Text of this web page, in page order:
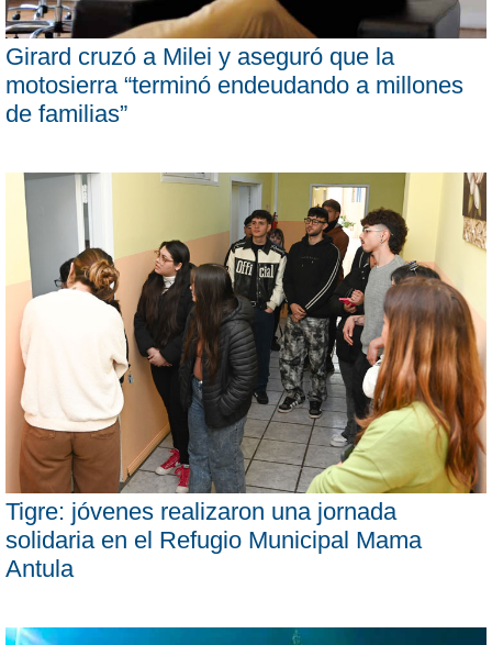
Girard cruzó a Milei y aseguró que la
motosierra “terminó endeudando a millones
de familias”
Tigre: jóvenes realizaron una jornada
solidaria en el Refugio Municipal Mama
Antula